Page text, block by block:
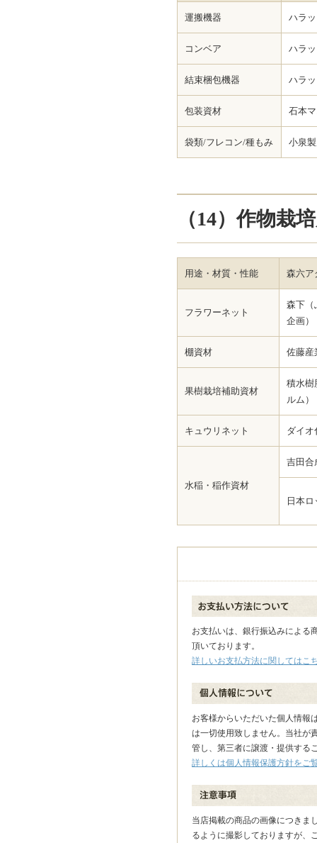
運搬機器 ハラ
コンベア ハラ
結束梱包機器 ハラ
包装資材 石本
袋類/フレコン/種もみ 小泉
（14）作物栽
用途・材質・性能 森六ア
フラワーネット
森下（
企画）
棚資材 佐藤産
果樹栽培補助資材
積水樹
ルム）
キュウリネット ダイオ
水稲・稲作資材
吉田合
日本
お支払いは、銀行振込みによる
頂いております。
詳しいお支払方法に関してはこ
お客様からいただいた個人情報
は一切使用致しません。当社が
管し、第三者に譲渡・提供する
詳しくは個人情報保護方針をご
当店掲載の商品の画像につきま
るように撮影しておりますが、